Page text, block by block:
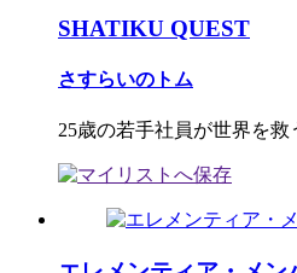
SHATIKU QUEST
さすらいのトム
25歳の若手社員が世界を救